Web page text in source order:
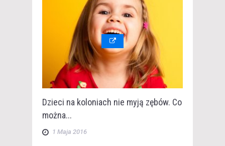
Dzieci na koloniach nie myją zębów. Co
można...
1 Maja 2016